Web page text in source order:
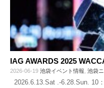
IAG AWARDS 2025
2026-06-19 池袋イベント情報 池袋
2026.6.13.Sat .-6.28.Sun. 10